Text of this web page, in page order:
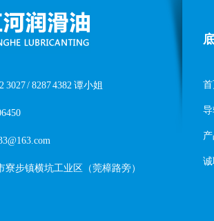
3027 / 8287 4382 谭小姐
寮步镇横坑工业区（莞樟路旁）